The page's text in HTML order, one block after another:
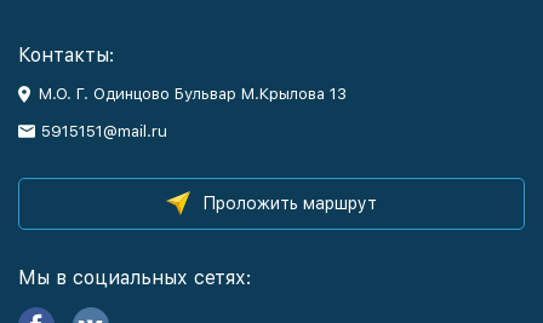
Контакты:
М.О. Г. Одинцово Бульвар М.Крылова 13
5915151@mail.ru
Проложить маршрут
Мы в социальных сетях: